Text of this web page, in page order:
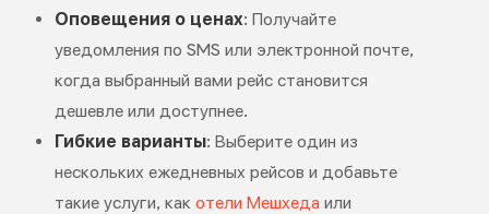
Оповещения о ценах: Получайте
уведомления по SMS или электронной почте,
когда выбранный вами рейс становится
дешевле или доступнее.
Гибкие варианты: Выберите один из
нескольких ежедневных рейсов и добавьте
такие услуги, как отели Мешхеда или